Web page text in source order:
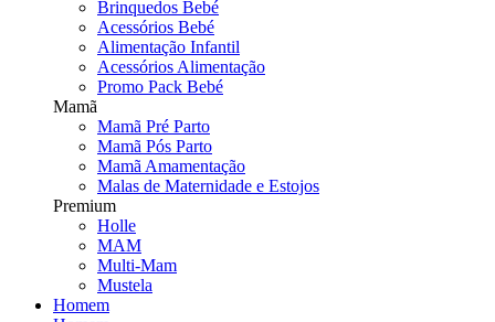
Brinquedos Bebé
Acessórios Bebé
Alimentação Infantil
Acessórios Alimentação
Promo Pack Bebé
Mamã
Mamã Pré Parto
Mamã Pós Parto
Mamã Amamentação
Malas de Maternidade e Estojos
Premium
Holle
MAM
Multi-Mam
Mustela
Homem